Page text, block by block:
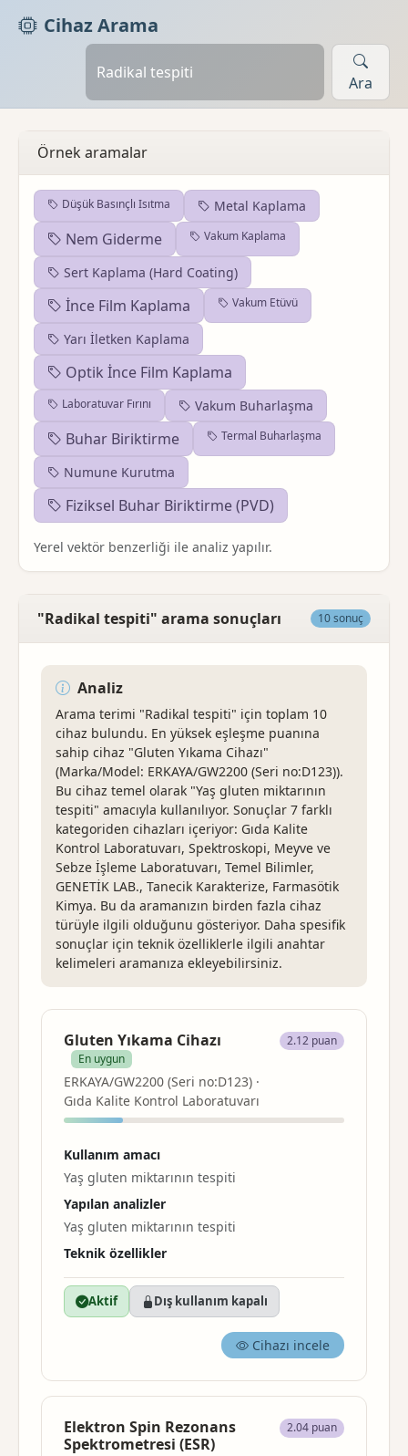
Cihaz Arama
Ara
Örnek aramalar
Düşük Basınçlı Isıtma Metal Kaplama
Nem Giderme Vakum Kaplama
Sert Kaplama (Hard Coating)
İnce Film Kaplama Vakum Etüvü
Yarı İletken Kaplama
Optik İnce Film Kaplama
Laboratuvar Fırını Vakum Buharlaşma
Buhar Biriktirme Termal Buharlaşma
Numune Kurutma
Fiziksel Buhar Biriktirme (PVD)
Yerel vektör benzerliği ile analiz yapılır.
"Radikal tespiti" arama sonuçları 10 sonuç
Analiz
Arama terimi "Radikal tespiti" için toplam 10
cihaz bulundu. En yüksek eşleşme puanına
sahip cihaz "Gluten Yıkama Cihazı"
(Marka/Model: ERKAYA/GW2200 (Seri no:D123)).
Bu cihaz temel olarak "Yaş gluten miktarının
tespiti" amacıyla kullanılıyor. Sonuçlar 7 farklı
kategoriden cihazları içeriyor: Gıda Kalite
Kontrol Laboratuvarı, Spektroskopi, Meyve ve
Sebze İşleme Laboratuvarı, Temel Bilimler,
GENETİK LAB., Tanecik Karakterize, Farmasötik
Kimya. Bu da aramanızın birden fazla cihaz
türüyle ilgili olduğunu gösteriyor. Daha spesifik
sonuçlar için teknik özelliklerle ilgili anahtar
kelimeleri aramanıza ekleyebilirsiniz.
Gluten Yıkama Cihazı
En uygun
ERKAYA/GW2200 (Seri no:D123) ·
Gıda Kalite Kontrol Laboratuvarı
2.12 puan
Kullanım amacı
Yaş gluten miktarının tespiti
Yapılan analizler
Yaş gluten miktarının tespiti
Teknik özellikler
Aktif Dış kullanım kapalı
Cihazı incele
Elektron Spin Rezonans
Spektrometresi (ESR)
2.04 puan